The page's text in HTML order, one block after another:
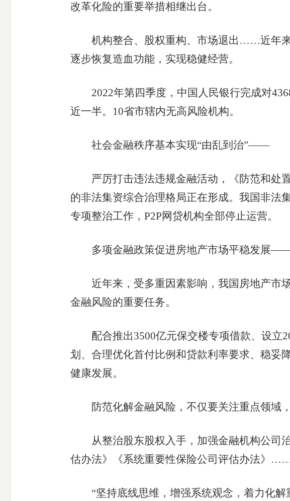
改革化险的重要举措相继出台。
机构整合、股权重构、市场退出……近年来
逐步恢复造血功能，实现稳健经营。
2022年第四季度，中国人民银行完成对
近一半。10省市辖内无高风险机构。
社会金融秩序基本实现“由乱到治”——
严厉打击违法违规金融活动，《防范和处置
的非法集资综合治理格局正在形成。我国非法
专项整治工作，P2P网贷机构全部停止运营。
多项金融政策促进房地产市场平稳发展
近年来，受多重因素影响，我国房地产市场
金融风险的重要任务。
配合推出3500亿元保交楼专项借款、设立
划、合理优化首付比例和贷款利率要求、稳
健康发展。
防范化解金融风险，不仅要关注重点领域，
从整治股东股权入手，加强金融机构公司治
估办法》《系统重要性保险公司评估办法》
“坚持底线思维，增强系统观念，着力化解